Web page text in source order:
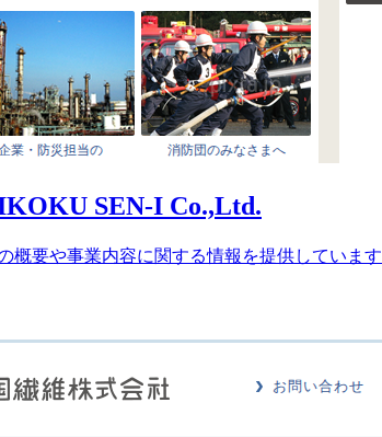
SEN-I Co.,Ltd.
概要や事業内容に関する情報を提供してい